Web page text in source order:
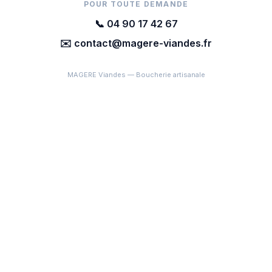
POUR TOUTE DEMANDE
📞 04 90 17 42 67
✉️ contact@magere-viandes.fr
MAGERE Viandes — Boucherie artisanale